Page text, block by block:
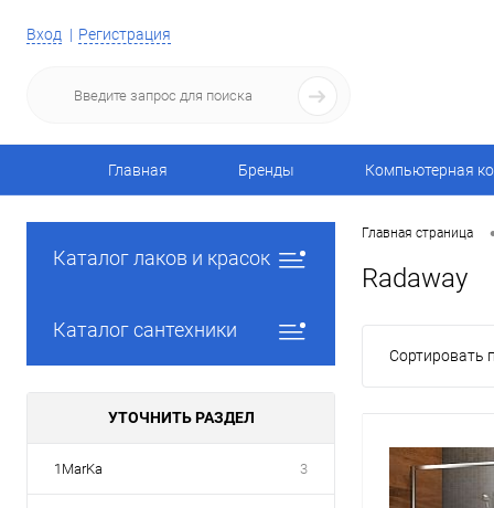
Вход Регистрация
Главная Бренды Компьютерная
Каталог лаков и красок
Каталог сантехники
УТОЧНИТЬ РАЗДЕЛ
1MarKa 3
Главная страница
Radaway
Сортировать